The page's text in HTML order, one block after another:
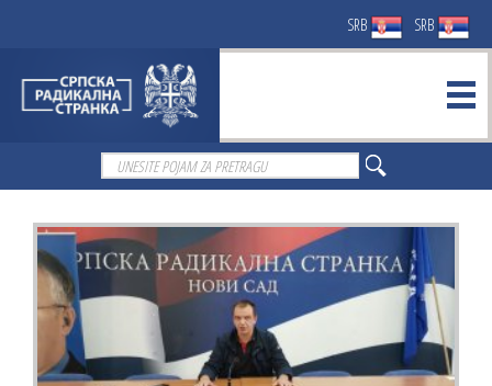
SRB SRB